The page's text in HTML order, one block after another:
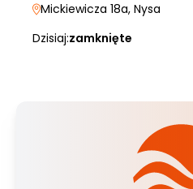
Mickiewicza 18a, Nysa
Dzisiaj:zamknięte